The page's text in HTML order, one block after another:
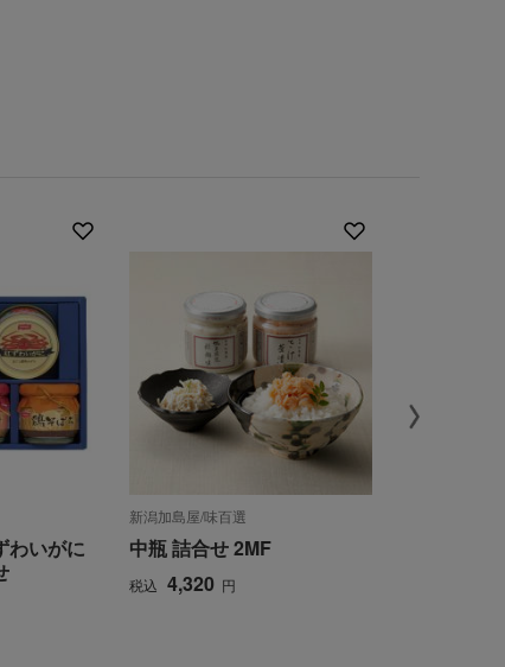
わいがに
新潟加島屋/味百選
中瓶 詰合せ 2MF
税込 4,320 円